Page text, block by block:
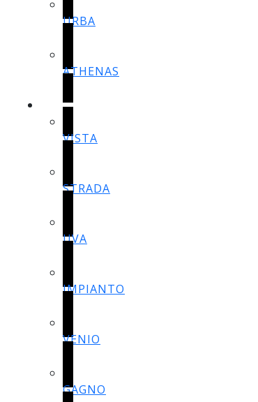
URBA
ATHENAS
BANYO
VISTA
STRADA
UVA
IMPIANTO
VENIO
GAGNO